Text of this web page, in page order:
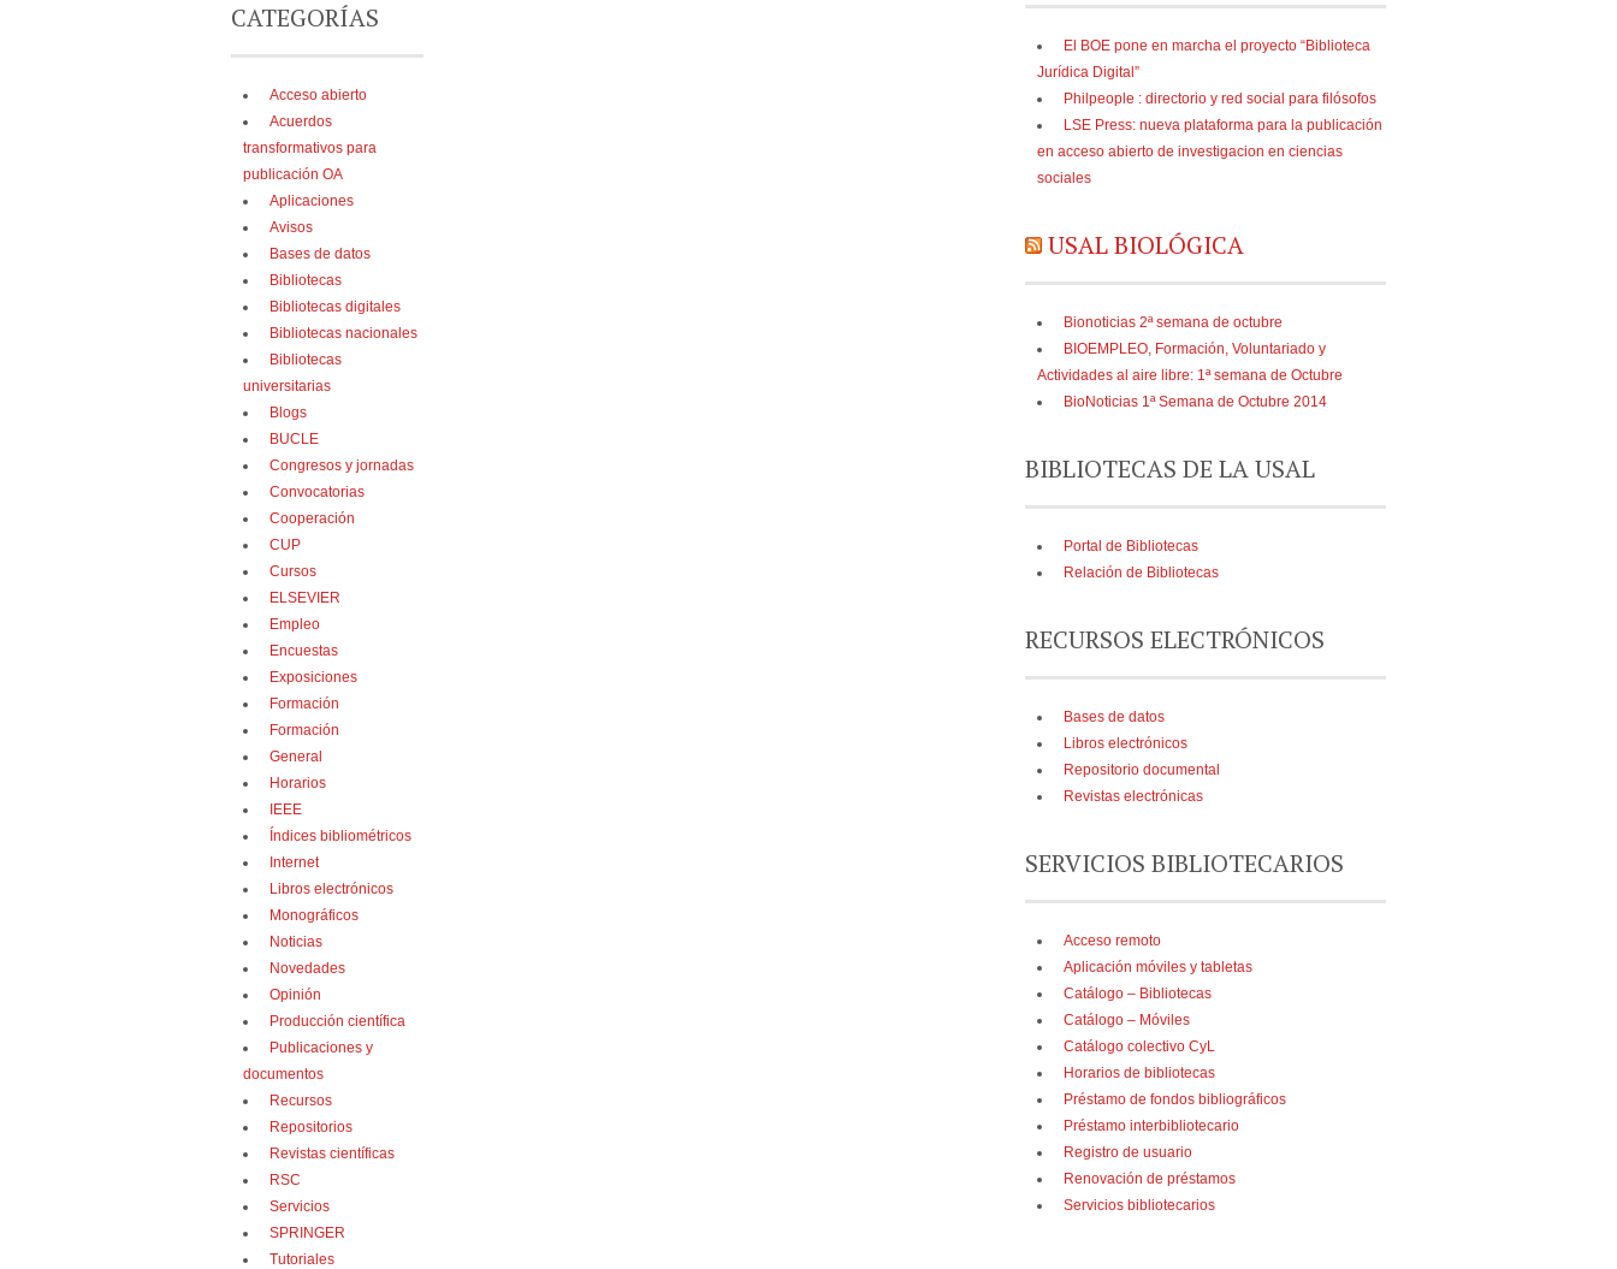
El BOE pone en marcha el proyecto “Biblioteca
Jurídica Digital”
Philpeople : directorio y red social para filósofos
LSE Press: nueva plataforma para la publicación
en acceso abierto de investigacion en ciencias
sociales
USAL BIOLÓGICA
Bionoticias 2ª semana de octubre
BIOEMPLEO, Formación, Voluntariado y
Actividades al aire libre: 1ª semana de Octubre
BioNoticias 1ª Semana de Octubre 2014
BIBLIOTECAS DE LA USAL
Portal de Bibliotecas
Relación de Bibliotecas
RECURSOS ELECTRÓNICOS
Bases de datos
Libros electrónicos
Repositorio documental
Revistas electrónicas
SERVICIOS BIBLIOTECARIOS
Acceso remoto
Aplicación móviles y tabletas
Catálogo – Bibliotecas
Catálogo – Móviles
Catálogo colectivo CyL
Horarios de bibliotecas
Préstamo de fondos bibliográficos
Préstamo interbibliotecario
Registro de usuario
Renovación de préstamos
Servicios bibliotecarios
CATEGORÍAS
Acceso abierto
Acuerdos
transformativos para
publicación OA
Aplicaciones
Avisos
Bases de datos
Bibliotecas
Bibliotecas digitales
Bibliotecas nacionales
Bibliotecas
universitarias
Blogs
BUCLE
Congresos y jornadas
Convocatorias
Cooperación
CUP
Cursos
ELSEVIER
Empleo
Encuestas
Exposiciones
Formación
Formación
General
Horarios
IEEE
Índices bibliométricos
Internet
Libros electrónicos
Monográficos
Noticias
Novedades
Opinión
Producción científica
Publicaciones y
documentos
Recursos
Repositorios
Revistas científicas
RSC
Servicios
SPRINGER
Tutoriales